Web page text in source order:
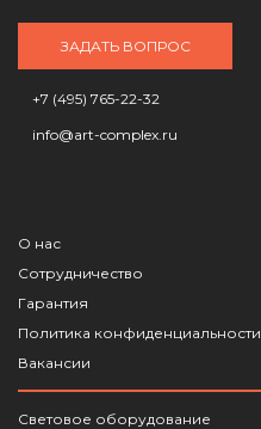
ЗАДАТЬ ВОПРОС
+7 (495) 765-22-32
info@art-complex.ru
О нас
Сотрудничество
Гарантия
Политика конфиденциальности
Вакансии
Световое оборудование